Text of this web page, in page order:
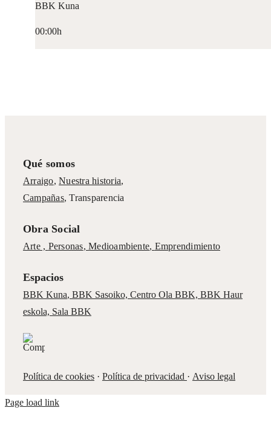
BBK Kuna
00:00h
Qué somos
Arraigo,Nuestra historia,
Campañas, Transparencia
Obra Social
Arte , Personas,Medioambiente, Emprendimiento
Espacios
BBK Kuna, BBK Sasoiko, Centro Ola BBK, BBK Haur
eskola, Sala BBK
Política de cookies· Política de privacidad · Aviso legal
Page load link